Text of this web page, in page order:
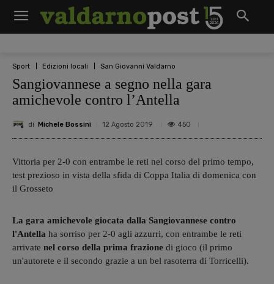
Sport Edizioni locali San Giovanni Valdarno
Sangiovannese a segno nella gara
amichevole contro l’Antella
di Michele Bossini 12 Agosto 2019 450
Vittoria per 2-0 con entrambe le reti nel corso del primo tempo,
test prezioso in vista della sfida di Coppa Italia di domenica con
il Grosseto
La gara amichevole giocata dalla Sangiovannese contro
l'Antella ha sorriso per 2-0 agli azzurri, con entrambe le reti
arrivate nel corso della prima frazione di gioco (il primo
un'autorete e il secondo grazie a un bel rasoterra di Torricelli).